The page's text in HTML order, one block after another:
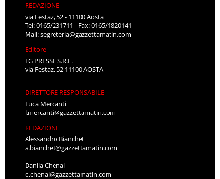
REDAZIONE
via Festaz, 52 - 11100 Aosta
Tel: 0165/231711 - Fax: 0165/1820141
Mail:segreteria@gazzettamatin.com
Editore
LG PRESSE S.R.L.
via Festaz, 52 11100 AOSTA
DIRETTORE RESPONSABILE
Luca Mercanti
l.mercanti@gazzettamatin.com
REDAZIONE
Alessandro Bianchet
a.bianchet@gazzettamatin.com
Danila Chenal
d.chenal@gazzettamatin.com